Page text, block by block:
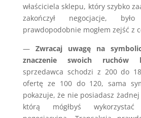
właściciela sklepu, który szybko
zakończył negocjacje,
prawdopodobnie mogłem zejść z
— Zwracaj uwagę na
znaczenie swoich ruchów
sprzedawca schodzi z 200 do
ofertę ze 100 do 120, sama
pokazuje, że nie posiadasz
którą mógłbyś